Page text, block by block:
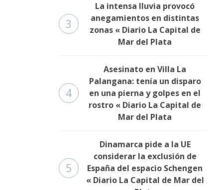
3
La intensa lluvia provocó
anegamientos en distintas
zonas « Diario La Capital de
Mar del Plata
4
Asesinato en Villa La
Palangana: tenía un disparo
en una pierna y golpes en el
rostro « Diario La Capital de
Mar del Plata
5
Dinamarca pide a la UE
considerar la exclusión de
España del espacio Schengen
« Diario La Capital de Mar del